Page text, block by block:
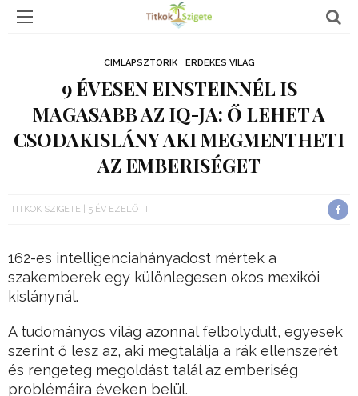
CÍMLAPSZTORIK ÉRDEKES VILÁG
9 ÉVESEN EINSTEINNÉL IS
MAGASABB AZ IQ-JA: Ő LEHET A
CSODAKISLÁNY AKI MEGMENTHETI
AZ EMBERISÉGET
TITKOK SZIGETE 5 ÉV EZELŐTT
162-es intelligenciahányadost mértek a
szakemberek egy különlegesen okos mexikói
kislánynál.
A tudományos világ azonnal felbolydult, egyesek
szerint ő lesz az, aki megtalálja a rák ellenszerét
és rengeteg megoldást talál az emberiség
problémáira éveken belül.